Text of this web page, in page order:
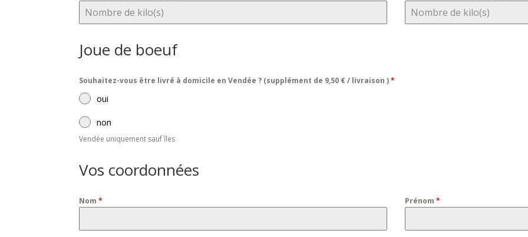
Joue de boeuf
Souhaitez-vous être livré à domicile en Vendée ? (supplément de 9,50 € / livraison )*
oui
non
Vendée uniquement sauf îles
Vos coordonnées
Nom* Prénom *